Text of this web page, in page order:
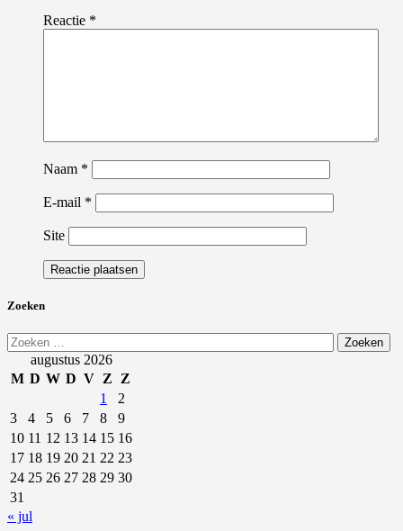
Reactie *
Naam *
E-mail *
Site
Zoeken
Zoeken
naar:augustus 2026
M D W D V Z
Z
1
2
3
4 5 6 7 8
9
10 11 12 13 14 15 16
17 18 19 20 21 22 23
24 25 26 27 28 29 30
31
« jul